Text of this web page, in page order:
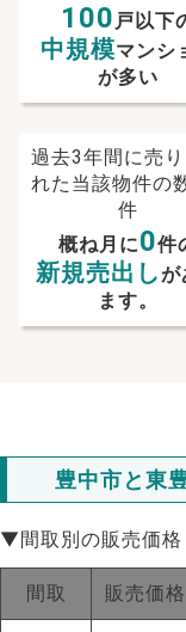
100 戸以下
中規模マンシ
が多い
過去3年間に売り
れた当該物件の
件
概ね月に0件
新規売出しが
ます。
豊中市と東
▼間取別の販売価格
間取 販売価